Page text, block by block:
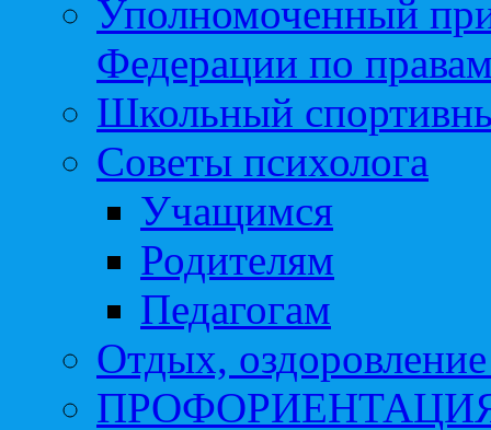
Уполномоченный
Федерации по
Школьный
Советы психолога
Учащимся
Родителям
Педагогам
Отдых, оздоровление